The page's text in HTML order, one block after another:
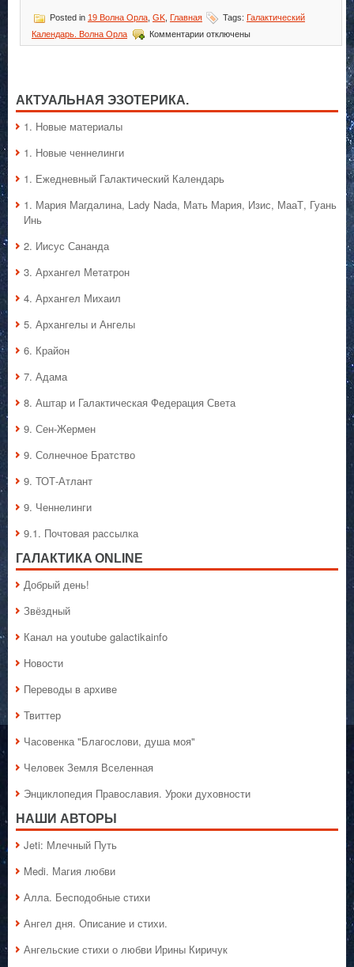
Posted in 19 Волна Орла GK Главная Tags: Галактический
Календарь. Волна Орла
Комментариик
записи
отключены
АКТУАЛЬНАЯ ЭЗОТЕРИКА.
1. Hовые материалы
1. Hовые ченнелинги
1. Ежедневный Галактический Календарь
1. Мария Магдалина, Lady Nada, Мать Мария, Изис, МааТ, Гуань
Инь
2. Иисус Сананда
3. Архангел Метатрон
4. Архангел Михаил
5. Архангелы и Ангелы
6. Крайон
7. Адама
8. Аштар и Галактическая Федерация Света
9. Сен-Жермен
9. Солнечное Братство
9. ТОТ-Атлант
9. Ченнелинги
9.1. Почтовая рассылка
ГАЛАКТИКA ONLINE
Добрый день!
Звёздный
Канал на youtube galactikainfo
Новости
Переводы в архиве
Твиттер
Часовенка "Благослови, душа моя"
Человек Земля Вселенная
Энциклопедия Православия. Уроки духовности
НАШИ АВТОРЫ
Jeti: Млечный Путь
Medi. Магия любви
Алла. Бесподобные стихи
Ангел дня. Описание и стихи.
Ангельские стихи о любви Ирины Киричук